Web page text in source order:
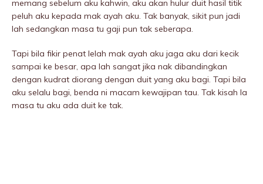
memang sebelum aku kahwin, aku akan hulur duit hasil titik
peluh aku kepada mak ayah aku. Tak banyak, sikit pun jadi
lah sedangkan masa tu gaji pun tak seberapa.
Tapi bila fikir penat lelah mak ayah aku jaga aku dari kecik
sampai ke besar, apa lah sangat jika nak dibandingkan
dengan kudrat diorang dengan duit yang aku bagi. Tapi bila
aku selalu bagi, benda ni macam kewajipan tau. Tak kisah la
masa tu aku ada duit ke tak.